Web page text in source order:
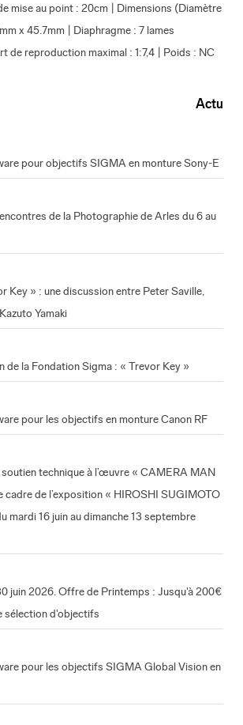
mise au point : 20cm | Dimensions (Diamètre
x 45.7mm | Diaphragme : 7 lames
de reproduction maximal : 1:7,4 | Poids : NC
Actu
pour objectifs SIGMA en monture Sony-E
de la Photographie de Arles du 6 au
Key » : une discussion entre Peter Saville,
Yamaki
de la Fondation Sigma : « Trevor Key »
pour les objectifs en monture Canon RF
technique à l’œuvre « CAMERA MAN
cadre de l’exposition « HIROSHI SUGIMOTO
mardi 16 juin au dimanche 13 septembre
juin 2026. Offre de Printemps : Jusqu'à 200€
sélection d'objectifs
pour les objectifs SIGMA Global Vision en